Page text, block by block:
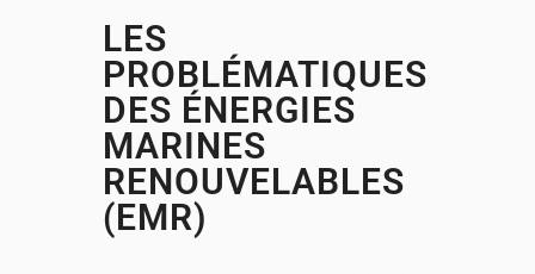
LES
PROBLÉMATIQUES
DES ÉNERGIES
MARINES
RENOUVELABLES
(EMR)